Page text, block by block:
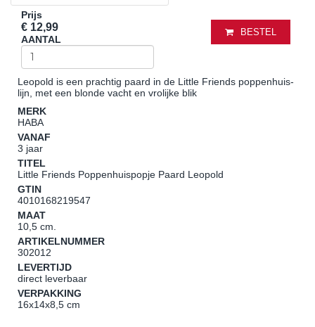
Prijs
€ 12,99
AANTAL
BESTEL
Leopold is een prachtig paard in de Little Friends poppenhuis-
lijn, met een blonde vacht en vrolijke blik
MERK
HABA
VANAF
3 jaar
TITEL
Little Friends Poppenhuispopje Paard Leopold
GTIN
4010168219547
MAAT
10,5 cm.
ARTIKELNUMMER
302012
LEVERTIJD
direct leverbaar
VERPAKKING
16x14x8,5 cm